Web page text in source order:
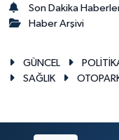
Son Dakika
Haber Arşivi
GÜNCEL
SAĞLIK